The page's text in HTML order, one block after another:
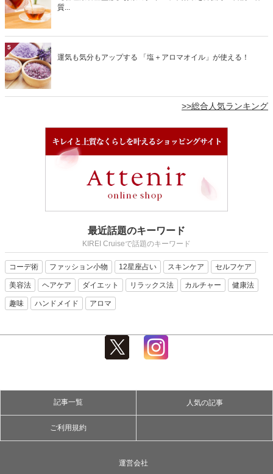
質...
5
運気も気分もアップする 「塩＋アロマオイル」が使える！
>>総合人気ランキング
最近話題のキーワード
KIREI Cruiseで話題のキーワード
コーデ術 ファッション小物 12星座占い スキンケア セルフケア
美容法 ヘアケア ダイエット リラックス法 カルチャー 健康法
趣味 ハンドメイド アロマ
記事一覧 人気の記事
ご利用規約
運営会社